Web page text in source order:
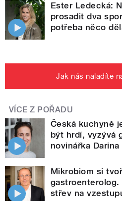
Ester Ledecká:
prosadit dva
potřeba něco
Jak nás naladíte
VÍCE Z POŘADU
Česká kuchyně
být hrdí, vyzývá
novinářka
Mikrobiom si
střev na